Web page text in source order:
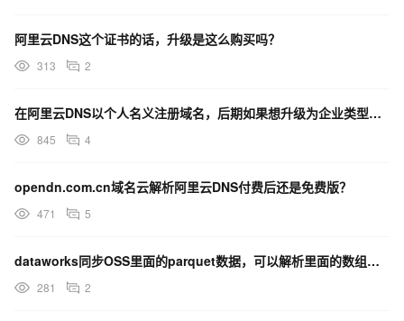
阿里云DNS这个证书的话，升级是这么购买吗？
313 2
在阿里云DNS以个人名义注册域名，后期如果想升级为企业类型可以吗？
845 4
opendn.com.cn域名云解析阿里云DNS付费后还是免费版？
471 5
dataworks同步OSS里面的parquet数据，可以解析里面的数组成多个字段吗？
281 2